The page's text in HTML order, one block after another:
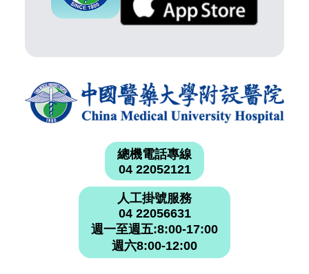
總機電話專線
04 22052121
人工掛號服務
04 22056631
週一至週五:8:00-17:00
週六8:00-12:00